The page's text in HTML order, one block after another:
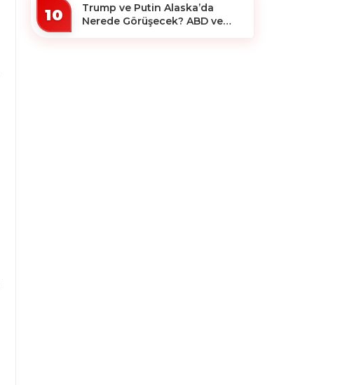
10
Trump ve Putin Alaska’da
Nerede Görüşecek? ABD ve